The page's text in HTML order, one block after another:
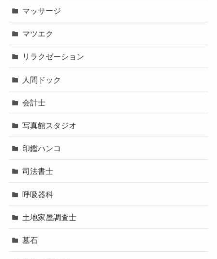
マッサージ
マツエク
リラクゼーション
人間ドック
会計士
写真館スタジオ
印鑑ハンコ
司法書士
呼吸器科
土地家屋調査士
墓石